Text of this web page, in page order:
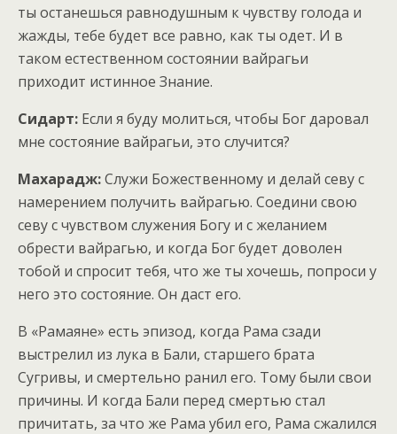
ты останешься равнодушным к чувству голода и
жажды, тебе будет все равно, как ты одет. И в
таком естественном состоянии вайрагьи
приходит истинное Знание.
Сидарт: Если я буду молиться, чтобы Бог даровал
мне состояние вайрагьи, это случится?
Махарадж:Служи Божественному и делай севу с
намерением получить вайрагью. Соедини свою
севу с чувством служения Богу и с желанием
обрести вайрагью, и когда Бог будет доволен
тобой и спросит тебя, что же ты хочешь, попроси у
него это состояние. Он даст его.
В «Рамаяне» есть эпизод, когда Рама сзади
выстрелил из лука в Бали, старшего брата
Сугривы, и смертельно ранил его. Тому были свои
причины. И когда Бали перед смертью стал
причитать, за что же Рама убил его, Рама сжалился